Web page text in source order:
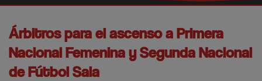
Árbitros para el ascenso a Primera
Nacional Femenina y Segunda Nacional
de Fútbol Sala